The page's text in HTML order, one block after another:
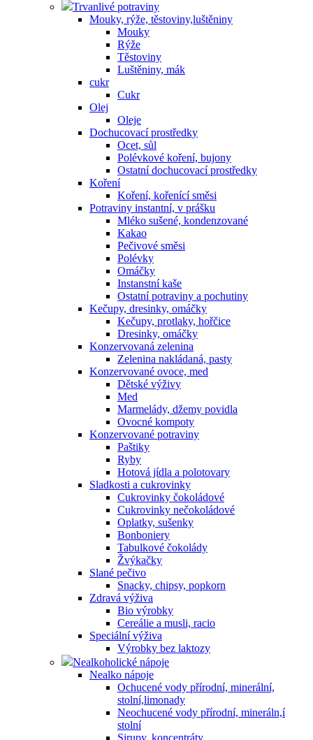
Trvanlivé potraviny
Mouky, rýže, těstoviny,luštěniny
Mouky
Rýže
Těstoviny
Luštěniny, mák
cukr
Cukr
Olej
Oleje
Dochucovací prostředky
Ocet, sůl
Polévkové koření, bujony
Ostatní dochucovací prostředky
Koření
Koření, kořenící směsi
Potraviny instantní, v prášku
Mléko sušené, kondenzované
Kakao
Pečivové směsi
Polévky
Omáčky
Instanstní kaše
Ostatní potraviny a pochutiny
Kečupy, dresinky, omáčky
Kečupy, protlaky, hořčice
Dresinky, omáčky
Konzervovaná zelenina
Zelenina nakládaná, pasty
Konzervované ovoce, med
Dětské výživy
Med
Marmelády, džemy povidla
Ovocné kompoty
Konzervované potraviny
Paštiky
Ryby
Hotová jídla a polotovary
Sladkosti a cukrovinky
Cukrovinky čokoládové
Cukrovinky nečokoládové
Oplatky, sušenky
Bonboniery
Tabulkové čokolády
Žvýkačky
Slané pečivo
Snacky, chipsy, popkorn
Zdravá výživa
Bio výrobky
Cereálie a musli, racio
Speciální výživa
Výrobky bez laktozy
Nealkoholické nápoje
Nealko nápoje
Ochucené vody přírodní, minerální,
stolní,limonady
Neochucené vody přírodní, mineráln,í
stolní
Sirupy, koncentráty